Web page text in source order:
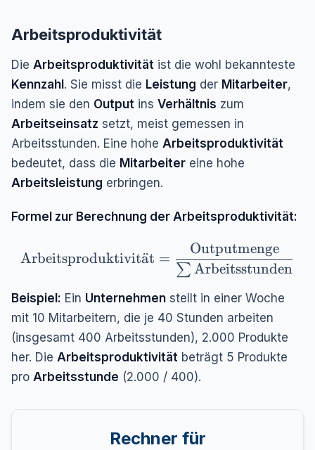
Arbeitsproduktivität
Die Arbeitsproduktivität ist die wohl bekannteste
Kennzahl . Sie misst die Leistung der Mitarbeiter,
indem sie den Output ins Verhältnis zum
Arbeitseinsatz setzt, meist gemessen in
Arbeitsstunden. Eine hohe Arbeitsproduktivität
bedeutet, dass die Mitarbeiter eine hohe
Arbeitsleistung erbringen.
Formel zur Berechnung der Arbeitsproduktivität:
\text{Arbeitsproduktivität} =
Arbeitsproduktivita
¨t =
∑ Arbeitsstunden
Outputmenge
Beispiel: Ein Unternehmen stellt in einer Woche
mit 10 Mitarbeitern, die je 40 Stunden arbeiten
(insgesamt 400 Arbeitsstunden), 2.000 Produkte
her. Die Arbeitsproduktivität beträgt 5 Produkte
pro Arbeitsstunde (2.000 / 400).
Rechner für